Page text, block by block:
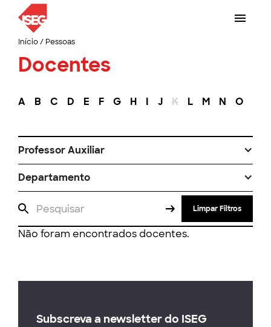
Início/ Pessoas
Docentes
A B C D E F G H I J K L M N O
Professor Auxiliar
Departamento
Limpar Filtros
Não foram encontrados docentes.
Subscreva a newsletter do ISEG